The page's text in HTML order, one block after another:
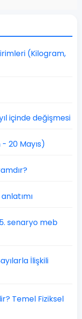
(Kilogram,
yıl içinde değişmesi
20 Mayıs)
5. senaryo meb
İlişkili
Temel Fiziksel